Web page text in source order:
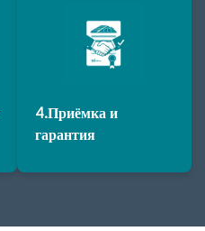
4.Приёмка и
гарантия